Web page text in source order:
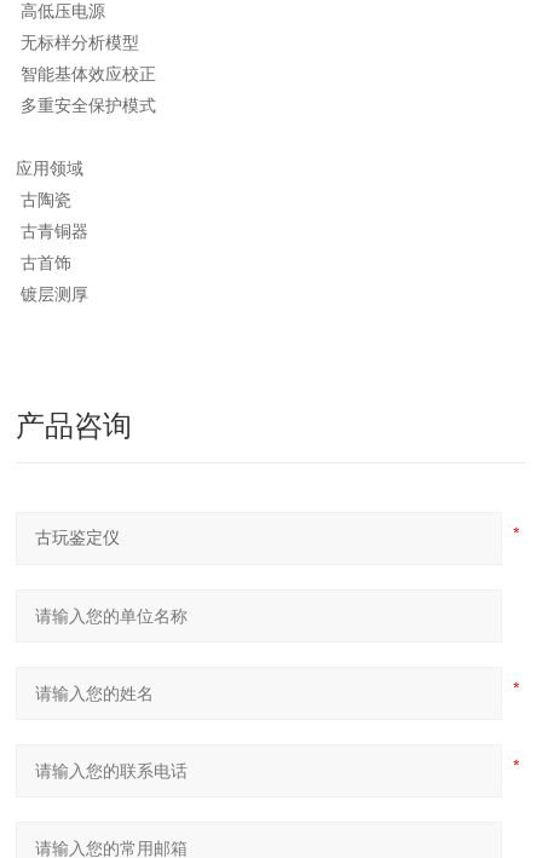
高低压电源
无标样分析模型
智能基体效应校正
多重安全保护模式
应用领域
古陶瓷
古青铜器
古首饰
镀层测厚
产品咨询